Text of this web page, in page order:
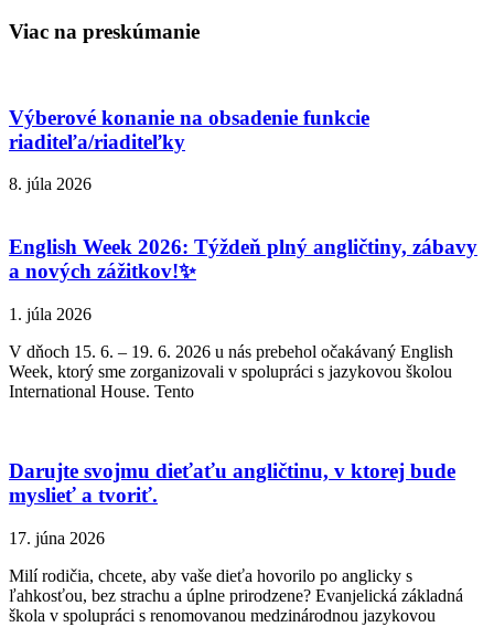
Viac na preskúmanie
Výberové konanie na obsadenie funkcie
riaditeľa/riaditeľky
8. júla 2026
English Week 2026: Týždeň plný angličtiny, zábavy
a nových zážitkov!✨
1. júla 2026
V dňoch 15. 6. – 19. 6. 2026 u nás prebehol očakávaný English
Week, ktorý sme zorganizovali v spolupráci s jazykovou školou
International House. Tento
Darujte svojmu dieťaťu angličtinu, v ktorej bude
myslieť a tvoriť.
17. júna 2026
Milí rodičia, chcete, aby vaše dieťa hovorilo po anglicky s
ľahkosťou, bez strachu a úplne prirodzene? Evanjelická základná
škola v spolupráci s renomovanou medzinárodnou jazykovou